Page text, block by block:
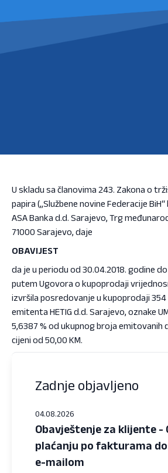
U skladu sa članovima 243. Zakona o
papira („Službene novine Federacije
ASA Banka d.d. Sarajevo, Trg
71000 Sarajevo, daje
OBAVIJEST
da je u periodu od 30.04.2018. godine do
putem Ugovora o kupoprodaji
izvršila posredovanje u kupoprodaji
emitenta HETIG d.d. Sarajevo, oznake
5,6387 % od ukupnog broja emitovanih
cijeni od 50,00 KM.
Zadnje objavljeno
04.08.2026
Obavještenje za klijente -
plaćanju po fakturama
e-mailom